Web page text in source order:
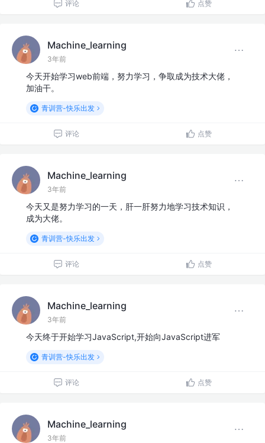
评论 点赞
Machine_learning
3年前
今天开始学习web前端，努力学习，争取成为技术大佬，
加油干。
青训营-快乐出发
评论 点赞
Machine_learning
3年前
今天又是努力学习的一天，肝一肝努力地学习技术知识，
成为大佬。
青训营-快乐出发
评论 点赞
Machine_learning
3年前
今天终于开始学习JavaScript,开始向JavaScript进军
青训营-快乐出发
评论 点赞
Machine_learning
3年前